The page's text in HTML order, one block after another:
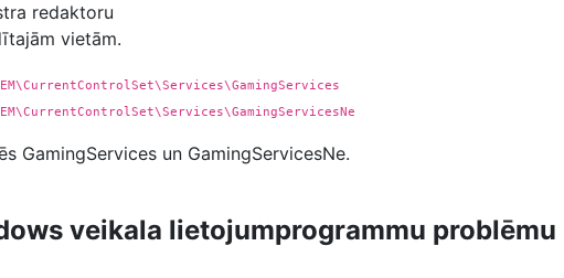
redaktoru
vietām.
GamingServices un GamingServicesNe.
veikala lietojumprogrammu problēmu